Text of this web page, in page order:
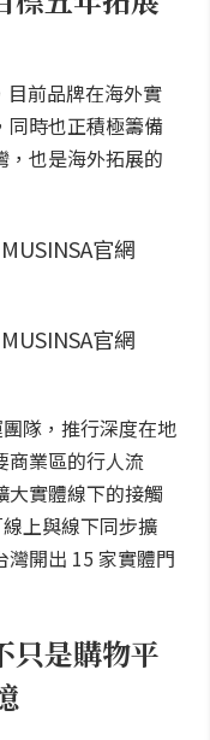
目前品牌在海外實
同時也正積極籌備
，也是海外拓展的
隊，推行深度在地
商業區的行人流
大實體線下的接觸
上與線下同步擴
開出 15 家實體門
只是購物平